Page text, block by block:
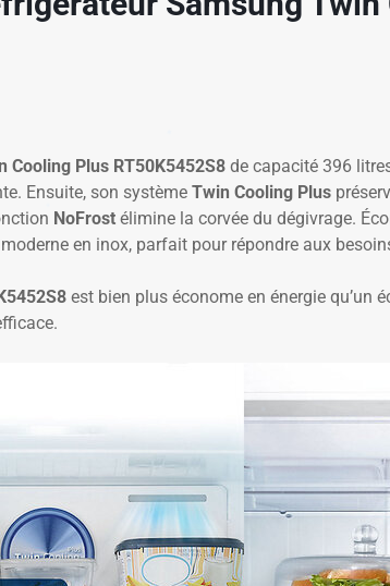
Cooling Plus RT50K5452S8 de capacité 396
Ensuite, son système Twin Cooling Plus
NoFrost élimine la corvée du dégivrage.
en inox, parfait pour répondre aux
est bien plus économe en énergie qu’un
✱